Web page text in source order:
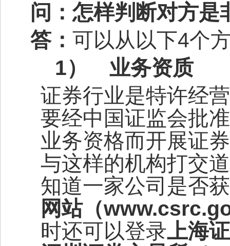
问：怎样判断对方是
答： 可以从以下4个
1）
业务资质
证券行业是特许经
要经中国证监会批
业务资格而开展证
与这样的机构打交
知道一家公司是否
网站（
时还可以登录上海